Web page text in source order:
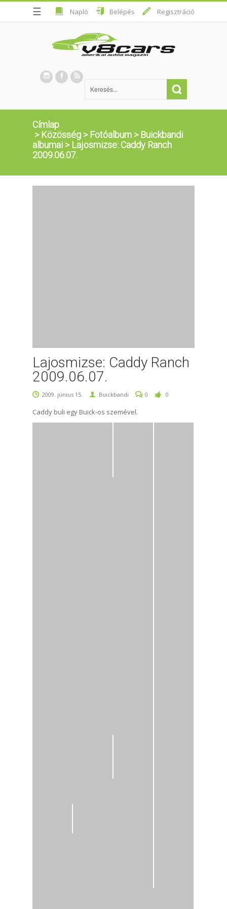
☰ Napló Belépés Regisztráció
Címlap
> Közösség > Fotóalbum > Buickbandi
albumai > Lajosmizse: Caddy Ranch
2009.06.07.
Lajosmizse: Caddy Ranch
2009.06.07.
2009. június 15. Buickbandi 0 0
Caddy buli egy Buick-os szemével.